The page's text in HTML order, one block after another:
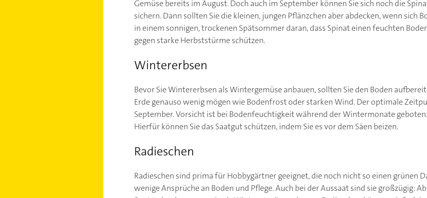
Gemüse bereits im August. Doch auch im September können Sie sich noch die
sichern. Dann sollten Sie die kleinen, jungen Pflänzchen aber abdecken, wenn sich
in einem sonnigen, trockenen Spätsommer daran, dass Spinat einen feuchten
gegen starke Herbststürme schützen.
Wintererbsen
Bevor Sie Wintererbsen als Wintergemüse anbauen, sollten Sie den Boden
Erde genauso wenig mögen wie Bodenfrost oder starken Wind. Der optimale
September. Vorsicht ist bei Bodenfeuchtigkeit während der Wintermonate
Hierfür können Sie das Saatgut schützen, indem Sie es vor dem Säen beizen.
Radieschen
Radieschen sind prima für Hobbygärtner geeignet, die noch nicht so einen grünen
wenige Ansprüche an Boden und Pflege. Auch bei der Aussaat sind sie großzügig: